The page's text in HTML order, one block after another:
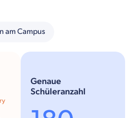
am Campus
Genaue
Schüleranzahl